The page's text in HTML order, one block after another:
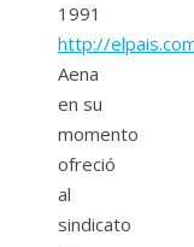
1991
http://
Aena
en su
momento
ofreció
al
sindicato